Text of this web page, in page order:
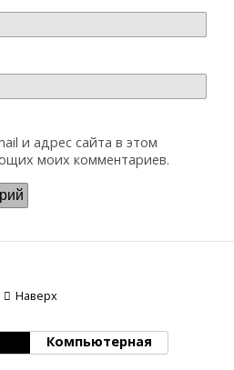
и адрес сайта в этом
моих комментариев.
Наверх
Компьютерная